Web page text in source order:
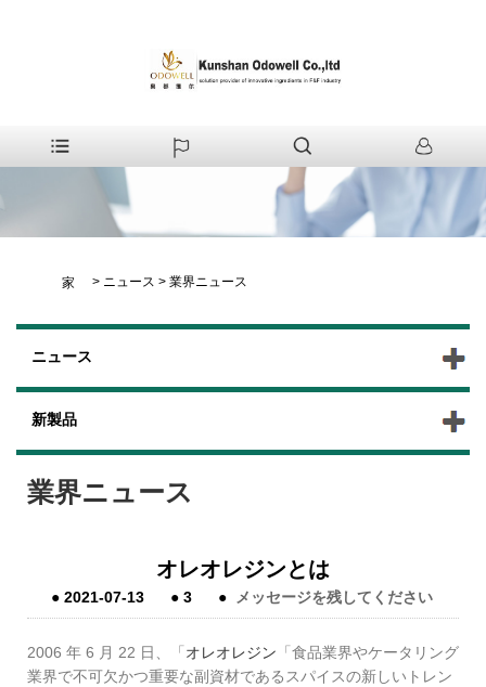
家 > ニュース > 業界ニュース
ニュース
新製品
業界ニュース
オレオレジンとは
●2021-07-13 ●3 ● メッセージを残してください
2006 年 6 月 22 日、「 オレオレジン 「食品業界やケータリング
業界で不可欠かつ重要な副資材であるスパイスの新しいトレン